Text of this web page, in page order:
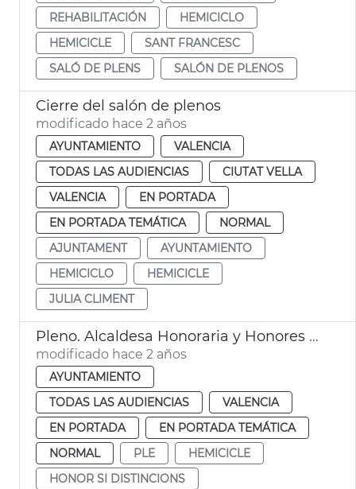
REHABILITACIÓN
HEMICICLO
HEMICICLE
SANT FRANCESC
SALÓ DE PLENS
SALÓN DE PLENOS
Cierre del salón de plenos
modificado hace 2 años
AYUNTAMIENTO
VALENCIA
TODAS LAS AUDIENCIAS
CIUTAT VELLA
VALENCIA
EN PORTADA
EN PORTADA TEMÁTICA
NORMAL
AJUNTAMENT
AYUNTAMIENTO
HEMICICLO
HEMICICLE
JULIA CLIMENT
Pleno. Alcaldesa Honoraria y Honores y Distinciones del Ayuntamiento
modificado hace 2 años
AYUNTAMIENTO
TODAS LAS AUDIENCIAS
VALENCIA
EN PORTADA
EN PORTADA TEMÁTICA
NORMAL
PLE
HEMICICLE
HONOR SI DISTINCIONS